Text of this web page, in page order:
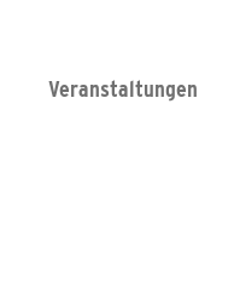
Veranstaltungen